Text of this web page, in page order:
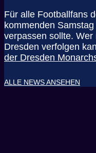
Für alle Footballfans
kommenden
verpassen sollte.
Dresden verfolgen
der Dresden
ALLE NEWS ANSEHEN